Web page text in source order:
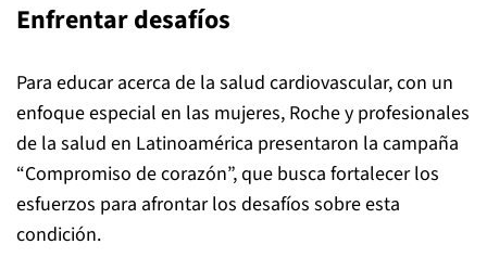
Enfrentar desafíos
Para educar acerca de la salud cardiovascular, con un
enfoque especial en las mujeres, Roche y profesionales
de la salud en Latinoamérica presentaron la campaña
“Compromiso de corazón”, que busca fortalecer los
esfuerzos para afrontar los desafíos sobre esta
condición.